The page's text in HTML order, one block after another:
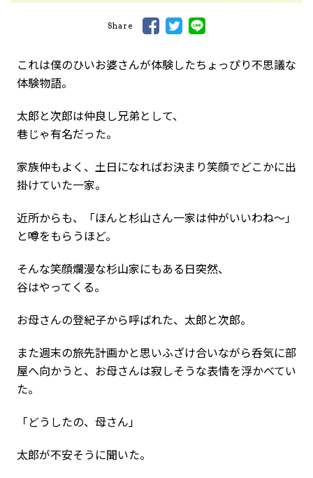
Share
これは僕のひいお婆さんが体験したちょっぴり不思議な
体験物語。
太郎と次郎は仲良し兄弟として、
巷じゃ有名だった。
家族仲もよく、土日になればお決まり笑顔でどこかに出
掛けていた一家。
近所からも、「ほんと杉山さん一家は仲がいいわね〜」
と噂をもらうほど。
そんな笑顔爛漫な杉山家にもある日突然、
谷はやってくる。
お母さんの登紀子から呼ばれた、太郎と次郎。
また週末の旅先計画かと思いふざけ合いながら呑気に部
屋へ向かうと、お母さんは寂しそうな表情を浮かべてい
た。
「どうしたの、母さん」
太郎が不安そうに聞いた。